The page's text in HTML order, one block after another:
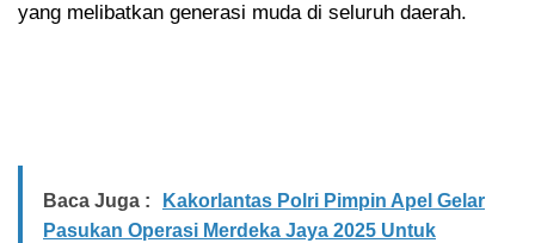
yang melibatkan generasi muda di seluruh daerah.
Baca Juga :
Kakorlantas Polri Pimpin Apel Gelar
Pasukan Operasi Merdeka Jaya 2025 Untuk